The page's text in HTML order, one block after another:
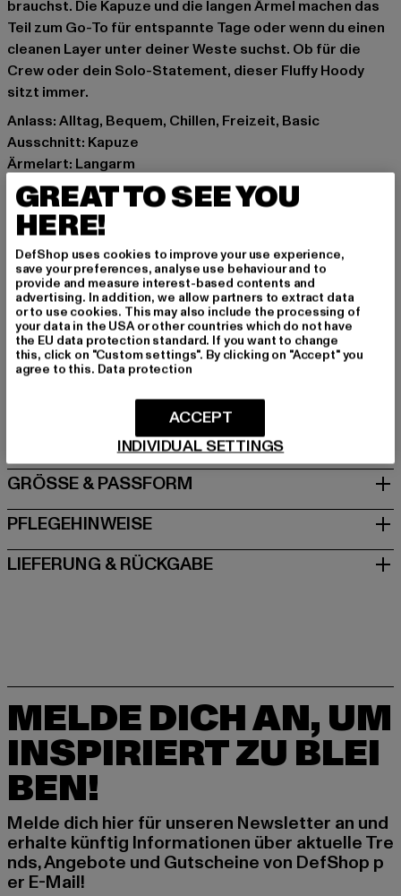
brauchst. Die Kapuze und die langen Ärmel machen das
Teil zum Go-To für entspannte Tage oder wenn du einen
cleanen Layer unter deiner Weste suchst. Ob für die
Crew oder dein Solo-Statement, dieser Fluffy Hoody
sitzt immer.
Anlass: Alltag, Bequem, Chillen, Freizeit, Basic
Ausschnitt: Kapuze
Ärmelart: Langarm
Schnitt: Normal
Marke: Urban Classics
Kat.: Hoodies
Farbe: violet
Hersteller Farbe: plumpurple
Materialzusammensetzung: 70% Baumwolle, 30%
Polyester
Art.Nr: TB6750-18329
Hersteller: TB International GmbH |
Dr.-Robert-Murjahn-Straße 7 | 64372 Ober-Ramstadt |
GRÖSSE & PASSFORM
PFLEGEHINWEISE
LIEFERUNG & RÜCKGABE
MELDE DICH AN, UM
INSPIRIERT ZU BLEI
BEN!
Melde dich hier für unseren Newsletter an und
erhalte künftig Informationen über aktuelle Tre
nds, Angebote und Gutscheine von DefShop p
er E-Mail!
GREAT TO SEE YOU
HERE!
DefShop uses cookies to improve your use experience,
save your preferences, analyse use behaviour and to
provide and measure interest-based contents and
advertising. In addition, we allow partners to extract data
or to use cookies. This may also include the processing of
your data in the USA or other countries which do not have
the EU data protection standard. If you want to change
this, click on "Custom settings". By clicking on "Accept" you
agree to this. Data protection
INDIVIDUAL SETTINGS
ACCEPT